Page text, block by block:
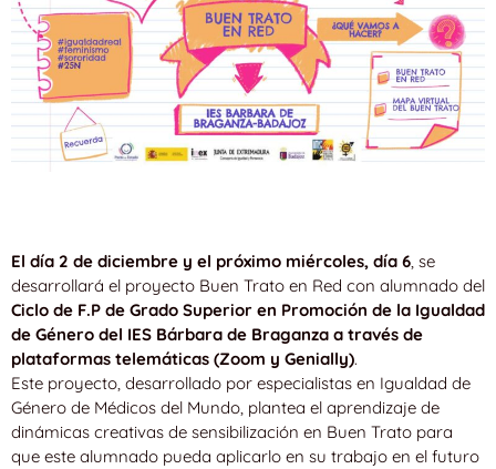
El día 2 de diciembre y el próximo miércoles, día 6, se
desarrollará el proyecto Buen Trato en Red con alumnado del
Ciclo de F.P de Grado Superior en Promoción de la Igualdad
de Género del IES Bárbara de Braganza a través de
plataformas telemáticas (Zoom y Genially).
Este proyecto, desarrollado por especialistas en Igualdad de
Género de Médicos del Mundo, plantea el aprendizaje de
dinámicas creativas de sensibilización en Buen Trato para
que este alumnado pueda aplicarlo en su trabajo en el futuro